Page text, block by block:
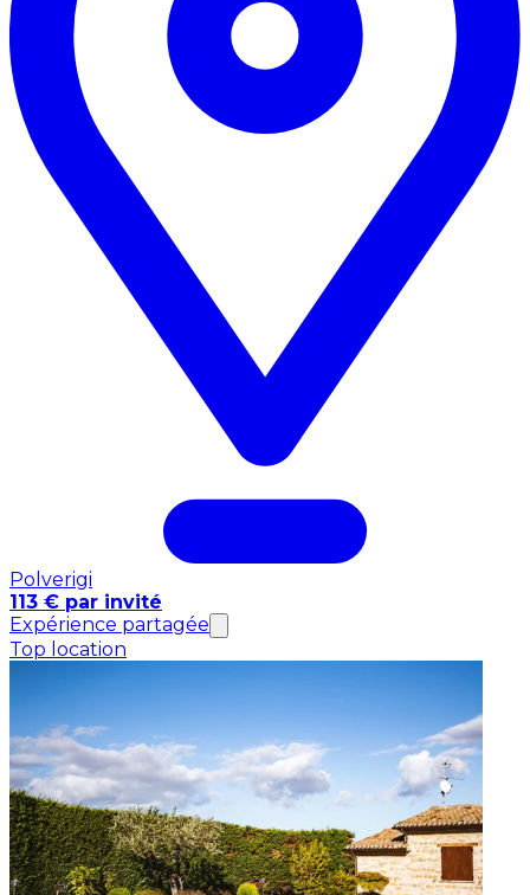
Polverigi
113 € par invité
Expérience partagée
Top location